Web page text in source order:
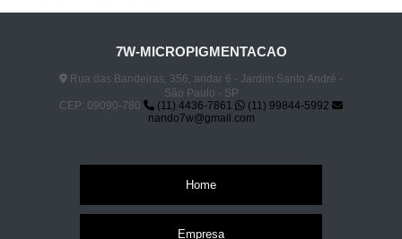
7W-MICROPIGMENTACAO
Rua das Bandeiras, 356, andar 6 - Jardim Santo André -
São Paulo - SP
CEP: 09090-780
(11) 4436-7861
(11) 99844-5992
nando7w@gmail.com
Home
Empresa